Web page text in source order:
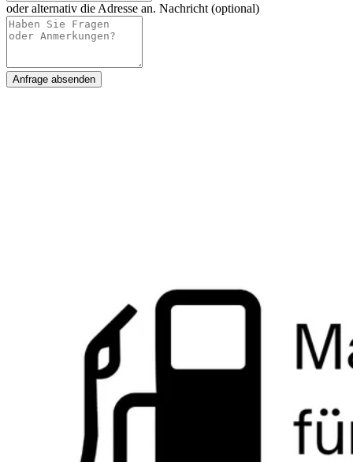
oder alternativ die Adresse an. Nachricht (optional)
Anfrage absenden